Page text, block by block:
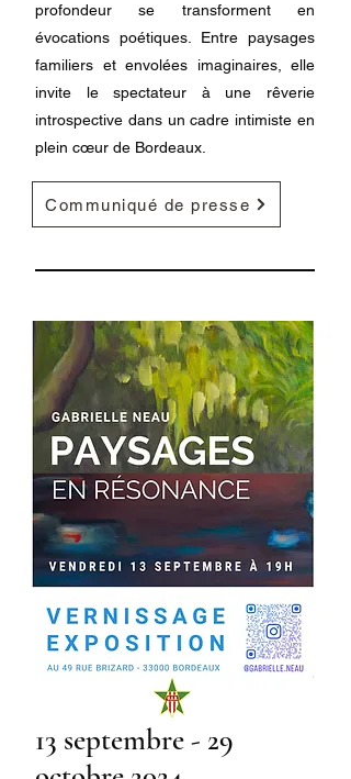
profondeur se transforment en
évocations poétiques. Entre paysages
familiers et envolées imaginaires, elle
invite le spectateur à une rêverie
introspective dans un cadre intimiste en
plein cœur de Bordeaux.
Communiqué de presse
13 septembre - 29